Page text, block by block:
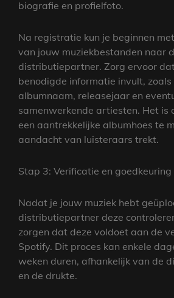
biografie en profielfoto.
Na registratie kun je beginnen
van jouw muziekbestanden naar
distributiepartner. Zorg ervoor
benodigde informatie invult,
albumnaam, releasejaar en
samenwerkende artiesten. Het is
een aantrekkelijke albumhoes te
aandacht van luisteraars trekt.
Stap 3: Verificatie en goedkeuring
Nadat je jouw muziek hebt
distributiepartner deze
zorgen dat deze voldoet aan de
Spotify. Dit proces kan enkele
weken duren, afhankelijk van de
en de drukte.